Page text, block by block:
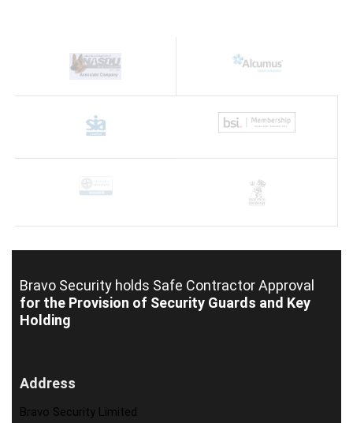
Bravo Security holds Safe Contractor Approval
for the Provision of Security Guards and Key
Holding
Address
Bravo Security Limited